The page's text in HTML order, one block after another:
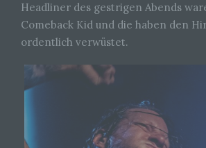
Headliner des gestrigen Abends
Comeback Kid und die haben den
ordentlich verwüstet.